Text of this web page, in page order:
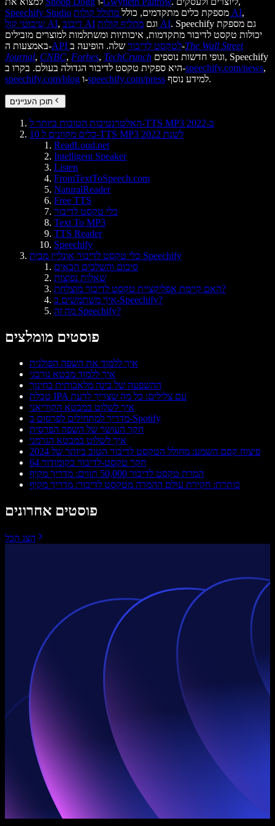
Speechify Studio
מספקת כלים מתקדמים, כולל מחולל קולות AI,
שיבוטי קול AI, דיבוב AI וגם מחליף קולות AI. Speechify גם מספקת
יכולות טקסט לדיבור מתקדמות, איכותיות ומשתלמות למוצרים מובילים
באמצעות ה-
API לטקסט לדיבורשלה. הופיעה ב-The Wall Street
Journal, CNBC, Forbes, TechCrunch
היא ספקית טקסט לדיבור הגדולה בעולם. בקרו ב-speechify.com/news,
speechify.com/blog ו-speechify.com/press למידע נוסף.
תוכן העניינים
האלטרנטיבות הטובות ביותר ל-TTS MP3 ב-2022
10 כלים מקוונים ל-TTS MP3 לשנת 2022
ReadLoud.net
Intelligent Speaker
Listen
FromTextToSpeech.com
NaturalReader
Free TTS
כלי טקסט לדיבור
Text To MP3
TTS Reader
Speechify
כלי טקסט לדיבור אונליין מבית Speechify
סיכום והשלבים הבאים
שאלות נפוצות
האם קיימת אפליקציית טקסט לדיבור מוצלחת?
איך משתמשים ב-Speechify?
מה זה Speechify?
פוסטים מומלצים
איך ללמוד את השפה הפולנית
איך ללמוד מבטא נורבגי
ההשפעה של בינה מלאכותית בחינוך
טבלת IPA עם צלילים: כל מה שצריך לדעת
איך לשלוט במבטא הקוריאני
מדריך למתחילים לפרסום ב-Spotify
חקר העושר של השפה הפרסית
איך לשלוט במבטא הגרמני
פיצוח קסם השמע: מחולל הטקסט לדיבור הטוב ביותר של 2024
חקר טקסט‑לדיבור בקומודור 64
המרת טקסט לדיבור 50,000 תווים: מדריך מקיף
כותרת: חקירת עולם ההמרה מטקסט לדיבור: מדריך מקיף
פוסטים אחרונים
הצג הכל